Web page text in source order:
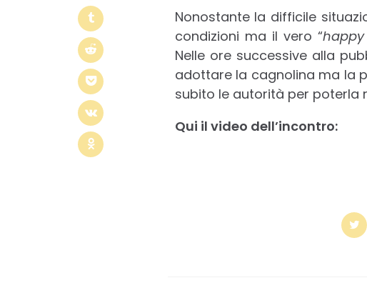
Nonostante la difficile
condizioni ma il vero “
Nelle ore successive alla
adottare la cagnolina ma la
subito le autorità per poterla
Qui il video dell’incontro: